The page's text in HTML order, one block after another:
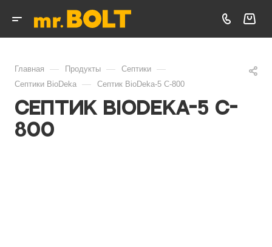
Главная — Продукты — Септики —
Септики BioDeka — Септик BioDeka-5 C-800
Септик BioDeka-5 C-
800